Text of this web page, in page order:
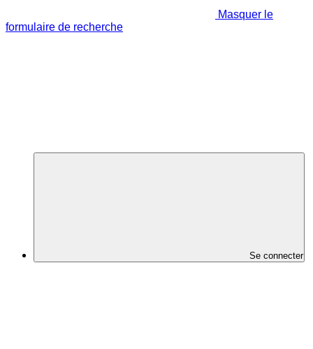
Masquer le
formulaire de recherche
Se connecter